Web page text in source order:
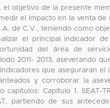
objetivo de la presente
el impacto en la venta
de C.V., teniendo como
el principal indicador
del área de
2011- 2013, aseverando
que aseguraran
y corroborar la
Capítulo 1. SEAT-
partiendo de sus